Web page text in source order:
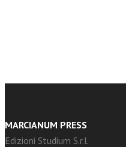
MARCIANUM PRESS
Edizioni Studium S.r.l.